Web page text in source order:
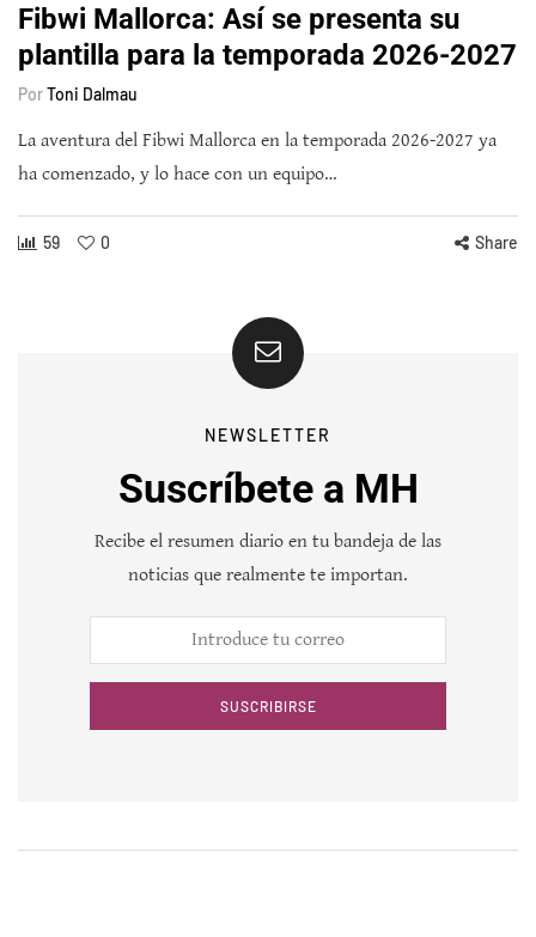
Fibwi Mallorca: Así se presenta su
plantilla para la temporada 2026-2027
PorToni Dalmau
La aventura del Fibwi Mallorca en la temporada 2026-2027 ya
ha comenzado, y lo hace con un equipo…
59 0 Share
NEWSLETTER
Suscríbete a MH
Recibe el resumen diario en tu bandeja de las
noticias que realmente te importan.
SUSCRIBIRSE